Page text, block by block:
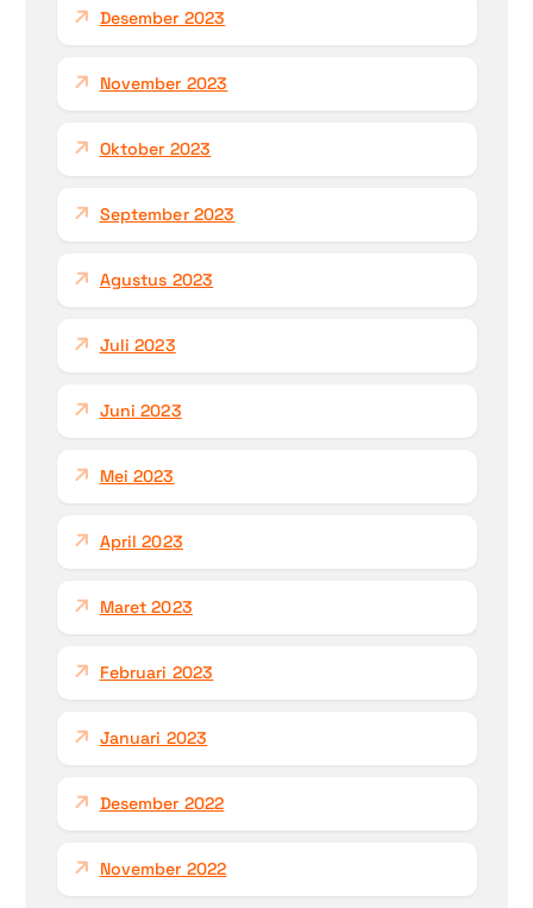
Desember 2023
November 2023
Oktober 2023
September 2023
Agustus 2023
Juli 2023
Juni 2023
Mei 2023
April 2023
Maret 2023
Februari 2023
Januari 2023
Desember 2022
November 2022